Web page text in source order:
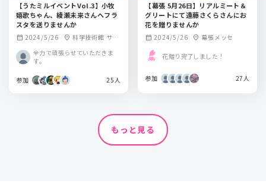
【うたミルイベントVol.3】小牧
嬉歌ちゃん、綾瀬未来さんへフラ
スタを送りませんか
calendar_month 2024/5/26 location_on 科学技術館 サイ
全力で頑張らせていただきま
す。
参加 25人
【幕張 5月26日】リアルミート＆
グリートにて遠藤さくらさんにお
花を贈りませんか
calendar_month 2024/5/26 location_on 幕張メッセ
花贈り完了しました！
参加 27人
もっと見る